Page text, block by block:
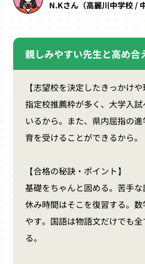
N.Kさん（高麗川中学校 /
親しみやすい先生と高め合
【志望校を決定したきっかけや
指定校推薦枠が多く、大学入
いるから。また、県内屈指の
育を受けることができるから。
【合格の秘訣・ポイント】
基礎をちゃんと固める。苦手
休み時間はそこを復習する。
やす。国語は物語文だけでも
る。